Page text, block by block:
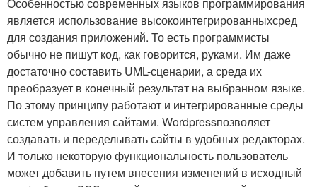
Особенностью современных языков программирования
является использование высокоинтегрированныхсред
для создания приложений. То есть программисты
обычно не пишут код, как говорится, руками. Им даже
достаточно составить UML-сценарии, а среда их
преобразует в конечный результат на выбранном языке.
По этому принципу работают и интегрированные среды
систем управления сайтами. Wordpressпозволяет
создавать и переделывать сайты в удобных редакторах.
И только некоторую функциональность пользователь
может добавить путем внесения изменений в исходный